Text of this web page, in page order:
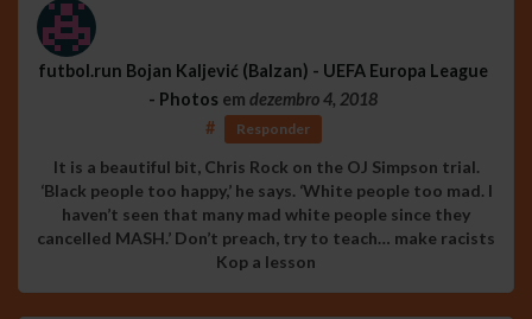
futbol.run Bojan Kaljević (Balzan) - UEFA Europa League
- Photos em dezembro 4, 2018
#
Responder
It is a beautiful bit, Chris Rock on the OJ Simpson trial.
‘Black people too happy,’ he says. ‘White people too mad. I
haven’t seen that many mad white people since they
cancelled MASH.’ Don’t preach, try to teach… make racists
Kop a lesson